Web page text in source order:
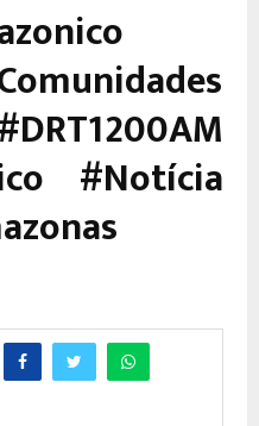
#Notícia